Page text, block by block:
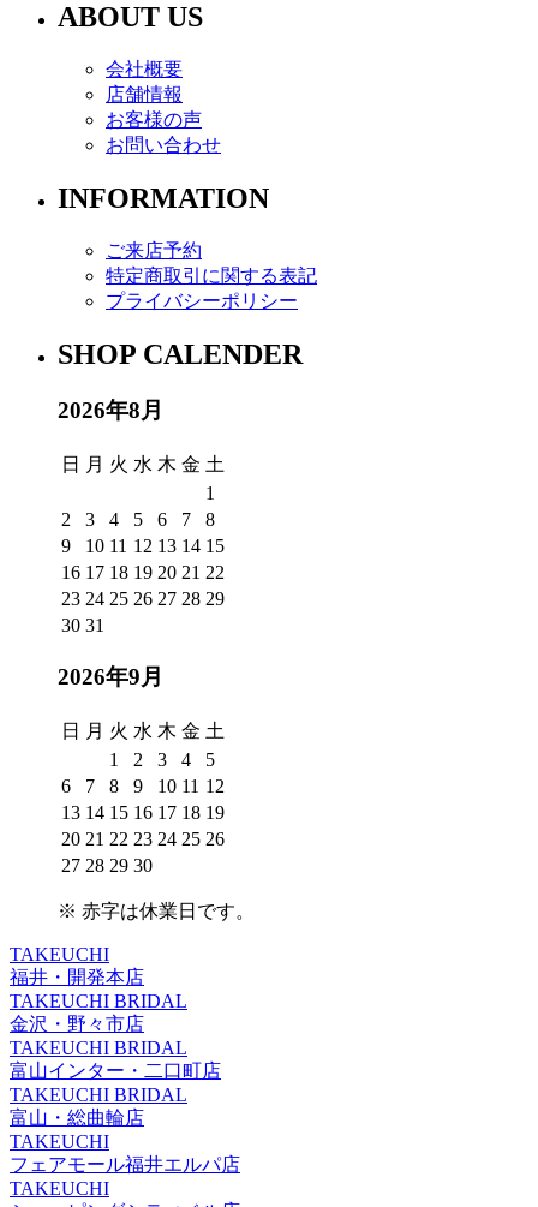
ABOUT US
会社概要
店舗情報
お客様の声
お問い合わせ
INFORMATION
ご来店予約
特定商取引に関する表記
プライバシーポリシー
SHOP CALENDER
2026年8月
日 月 火 水 木 金 土
1
2
3 4 5 6 7
8
9
10 11 12 13 14 15
16 17 18 19 20 21 22
23 24 25 26 27 28 29
30 31
2026年9月
日 月 火 水 木 金 土
1
2 3 4
5
6
7 8 9 10 11 12
13 14 15 16 17 18 19
20 21 22 23 24 25 26
27 28 29 30
※ 赤字は休業日 です。
TAKEUCHI
福井・開発本店
TAKEUCHI BRIDAL
金沢・野々市店
TAKEUCHI BRIDAL
富山インター・二口町店
TAKEUCHI BRIDAL
富山・総曲輪店
TAKEUCHI
フェアモール福井エルパ店
TAKEUCHI